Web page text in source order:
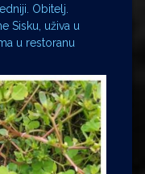
Obitelj.
Sisku, uživa u
u restoranu